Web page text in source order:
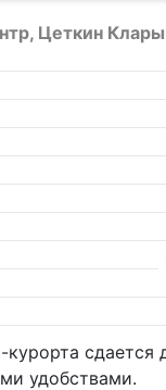
Цеткин Клары
курорта сдается
удобствами.